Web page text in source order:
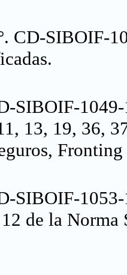
CD-SIBOIF-
.
SIBOIF-
13, 19, 36,
SIBOIF-
de la Norma